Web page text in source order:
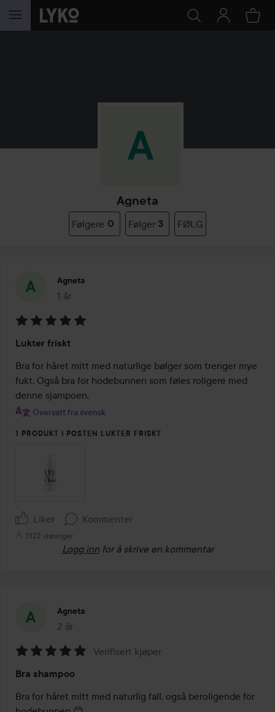
GÅ TIL INNHOLD
Agneta
Følgere 0 Følger 3 FØLG
Agneta
1 år
Innlegget ble opprettet 1 år
5
av
5
Lukter friskt
Bra for håret mitt med naturlige bølger som trenger mye
fukt. Også bra for hodebunnen som føles roligere med
denne sjampoen.
Oversatt fra svensk
1 PRODUKT I POSTEN LUKTER FRISKT
Liker Kommenter
1322 visninger
Logg inn for å skrive en kommentar
Agneta
2 år
Innlegget ble opprettet 2 år
5
av
5
Verifisert kjøper
Bra shampoo
Bra for håret mitt med naturlig fall, også beroligende for